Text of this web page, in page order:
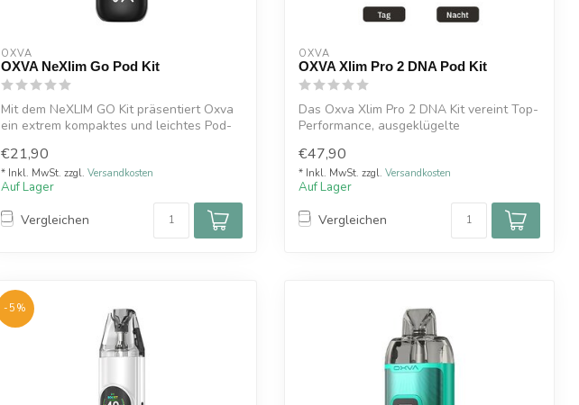
OXVA
OXVA NeXlim Go Pod Kit
Mit dem NeXLIM GO Kit präsentiert Oxva
ein extrem kompaktes und leichtes Pod-
€21,90
* Inkl. MwSt. zzgl. Versandkosten
Auf Lager
Vergleichen
OXVA
OXVA Xlim Pro 2 DNA Pod Kit
Das Oxva Xlim Pro 2 DNA Kit vereint Top-
Performance, ausgeklügelte
€47,90
* Inkl. MwSt. zzgl. Versandkosten
Auf Lager
Vergleichen
-5%